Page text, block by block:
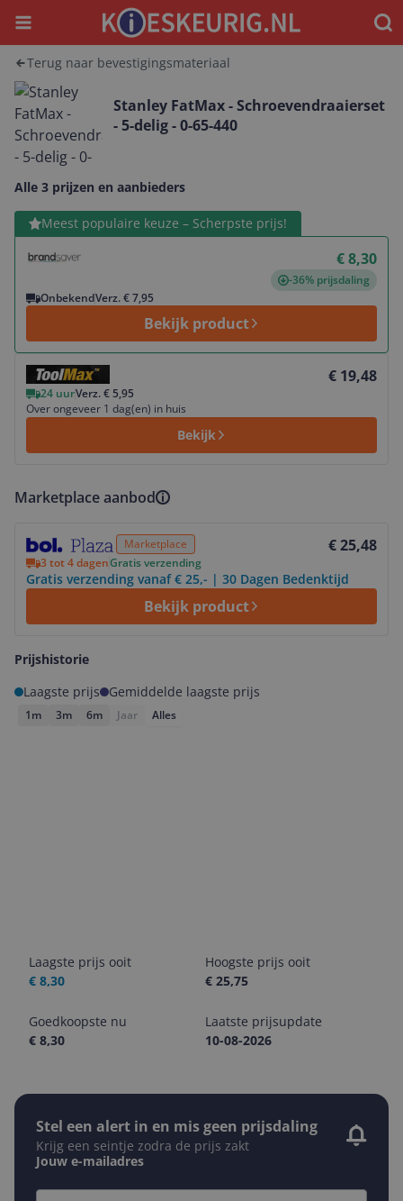
Menu
Terug naar bevestigingsmateriaal
Stanley FatMax - Schroevendraaierset
- 5-delig - 0-65-440
Alle 3 prijzen en aanbieders
Meest populaire keuze – Scherpste prijs!
€ 8,30
-36% prijsdaling
OnbekendVerz. € 7,95
Bekijk product
Bekijk product
€ 19,48
24 uurVerz. € 5,95
Over ongeveer 1 dag(en) in huis
Bekijk
Bekijk product
Marketplace aanbod
Marketplace € 25,48
3 tot 4 dagenGratis verzending
Gratis verzending vanaf € 25,- | 30 Dagen Bedenktijd
Bekijk product
Prijshistorie
Laagste prijs
Gemiddelde laagste prijs
1m 3m 6m Jaar Alles
Laagste prijs ooit
€ 8,30
Hoogste prijs ooit
€ 25,75
Goedkoopste nu
€ 8,30
Laatste prijsupdate
10-08-2026
Stel een alert in en mis geen prijsdaling
Krijg een seintje zodra de prijs zakt
Jouw e-mailadres